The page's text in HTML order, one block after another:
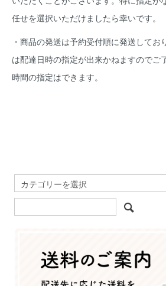
任せを選択いただけましたら幸いです。
・商品の発送は予約受付順に発送してお
は配達日時の指定が出来かねますのでご
時間の指定はできます。